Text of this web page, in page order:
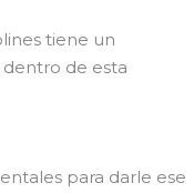
tiene un
de esta
para darle ese